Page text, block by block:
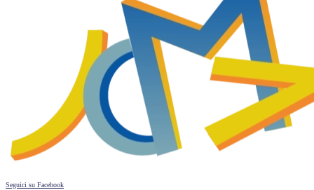
Seguici su Facebook